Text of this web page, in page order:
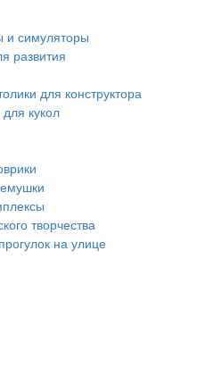
и симуляторы
развития
для конструктора
кукол
творчества
на улице